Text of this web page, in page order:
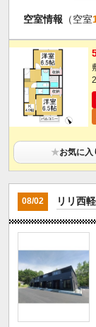
空室情報 （空室
★お気に入
08/02 リリ西